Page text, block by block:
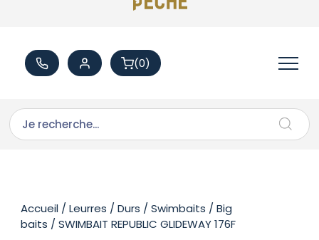
(0)
Accueil /Leurres /Durs /Swimbaits / Big
baits / SWIMBAIT REPUBLIC GLIDEWAY 176F